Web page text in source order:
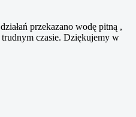
przekazano wodę pitną ,
czasie. Dziękujemy w